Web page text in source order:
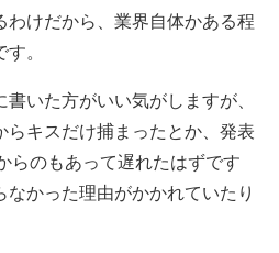
わけだから、業界自体かある程
。
いた方がいい気がしますが、
らキスだけ捕まったとか、発表
らのもあって遅れたはずです
かった理由がかかれていたり